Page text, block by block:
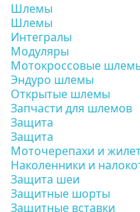
Шлемы
Шлемы
Интегралы
Модуляры
Мотокроссовые
Эндуро шлемы
Открытые шлемы
Запчасти для шлемов
Защита
Защита
Моточерепахи и
Наколенники и
Защита шеи
Защитные шорты
Защитные вставки